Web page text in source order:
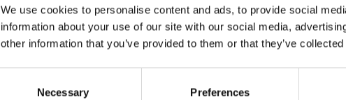
We use cookies to personalise content and ads, to provide social
information about your use of our site with our social media,
other information that you’ve provided to them or that they’ve
Necessary Preferences
Merkmale
Value Endurance
Höhe
15 mm
Kombiniert mit
Erweiterung und Konnektivität